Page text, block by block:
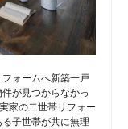
ォームへ新築一戸
が見つからなかっ
家の二世帯リフォー
子世帯が共に無理